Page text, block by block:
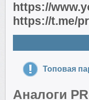
https://
https://t.me/
Топовая
Аналоги